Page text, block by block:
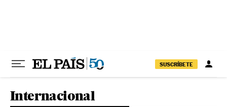
SUSCRÍBETE
Internacional